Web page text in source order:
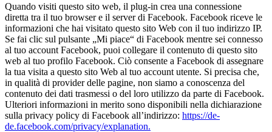
Quando visiti questo sito web, il plug-in crea una connessione
diretta tra il tuo browser e il server di Facebook. Facebook riceve le
informazioni che hai visitato questo sito Web con il tuo indirizzo IP.
Se fai clic sul pulsante „Mi piace“ di Facebook mentre sei connesso
al tuo account Facebook, puoi collegare il contenuto di questo sito
web al tuo profilo Facebook. Ciò consente a Facebook di assegnare
la tua visita a questo sito Web al tuo account utente. Si precisa che,
in qualità di provider delle pagine, non siamo a conoscenza del
contenuto dei dati trasmessi o del loro utilizzo da parte di Facebook.
Ulteriori informazioni in merito sono disponibili nella dichiarazione
sulla privacy policy di Facebook all’indirizzo: https://de-
de.facebook.com/privacy/explanation.